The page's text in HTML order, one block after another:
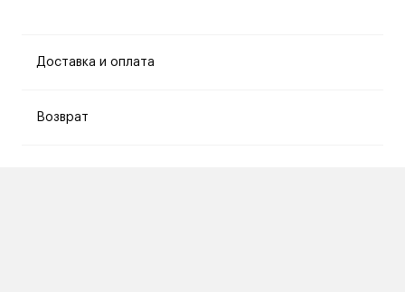
Доставка и оплата
Возврат